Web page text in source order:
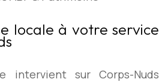
locale à votre service
intervient sur Corps-Nuds